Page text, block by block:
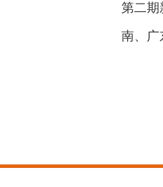
第二期
南、广